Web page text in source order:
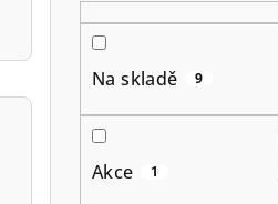
Na skladě 9
Akce 1